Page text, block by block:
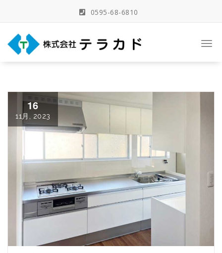
content
0595-68-6810
三重県名張市の建築事務所
16
11月, 2023